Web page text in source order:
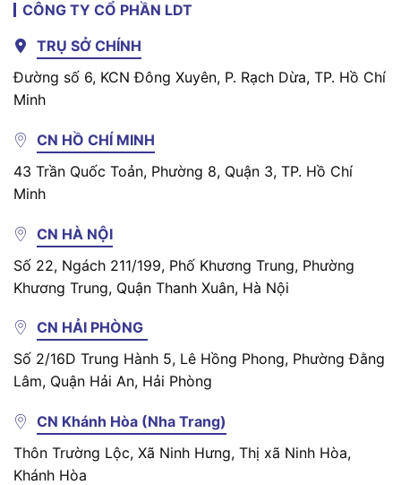
CÔNG TY CỔ PHẦN LDT
TRỤ SỞ CHÍNH
Đường số 6, KCN Đông Xuyên, P. Rạch Dừa, TP. Hồ Chí
Minh
CN HỒ CHÍ MINH
43 Trần Quốc Toản, Phường 8, Quận 3, TP. Hồ Chí
Minh
CN HÀ NỘI
Số 22, Ngách 211/199, Phố Khương Trung, Phường
Khương Trung, Quận Thanh Xuân, Hà Nội
CN HẢI PHÒNG
Số 2/16D Trung Hành 5, Lê Hồng Phong, Phường Đằng
Lâm, Quận Hải An, Hải Phòng
CN Khánh Hòa (Nha Trang)
Thôn Trường Lộc, Xã Ninh Hưng, Thị xã Ninh Hòa,
Khánh Hòa